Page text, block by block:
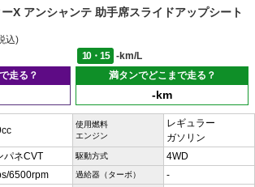
X アンシャンテ 助手席スライドアップシート
込)
10・15
-km/L
走る？
満タンでどこまで走る？
-km
使用燃料
エンジン
レギュラー
ガソリン
パネCVT 駆動方式 4WD
6500rpm 過給器（ターボ） -